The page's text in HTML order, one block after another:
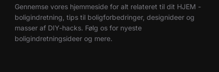
Gennemse vores hjemmeside for alt relateret til dit HJEM -
boligindretning, tips til boligforbedringer, designideer og
masser af DIY-hacks. Følg os for nyeste
boligindretningsideer og mere.